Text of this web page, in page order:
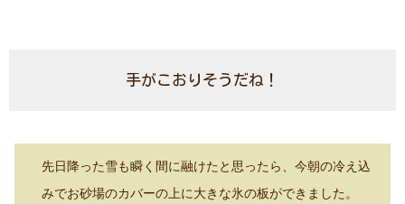
手がこおりそうだね！
先日降った雪も瞬く間に融けたと思ったら、今朝の冷え込
みでお砂場のカバーの上に大きな氷の板ができました。